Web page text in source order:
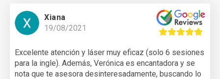
Xiana
19/08/2021
Excelente atención y láser muy eficaz (solo 6 sesiones
para la ingle). Además, Verónica es encantadora y se
nota que te asesora desinteresadamente, buscando lo